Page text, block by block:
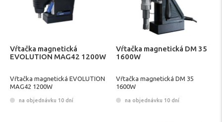
Vŕtačka magnetická
EVOLUTION MAG42 1200W
Vŕtačka magnetická EVOLUTION
MAG42 1200W
na objednávku 10 dní
Vŕtačka magnetická DM 35
1600W
Vŕtačka magnetická DM 35
1600W
na objednávku 10 dní